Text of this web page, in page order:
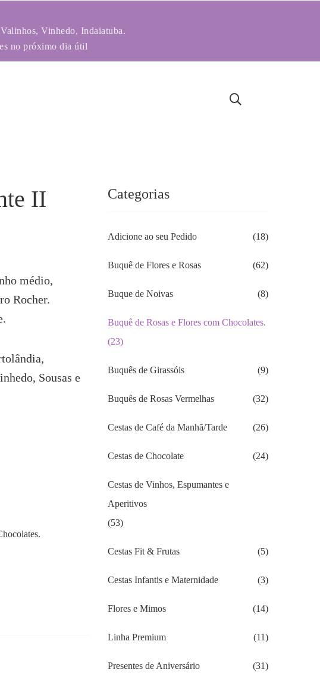
Vinhedo, Indaiatuba.
no próximo dia útil
II
médio,
Rocher.
Sousas e
Categorias
Adicione ao seu Pedido (18)
Buquê de Flores e Rosas (62)
Buque de Noivas (8)
Buquê de Rosas e Flores com Chocolates.
(23)
Buquês de Girassóis (9)
Buquês de Rosas Vermelhas (32)
Cestas de Café da Manhã/Tarde (26)
Cestas de Chocolate (24)
Cestas de Vinhos, Espumantes e
Aperitivos
(53)
Cestas Fit & Frutas (5)
Cestas Infantis e Maternidade (3)
Flores e Mimos (14)
Linha Premium (11)
Presentes de Aniversário (31)